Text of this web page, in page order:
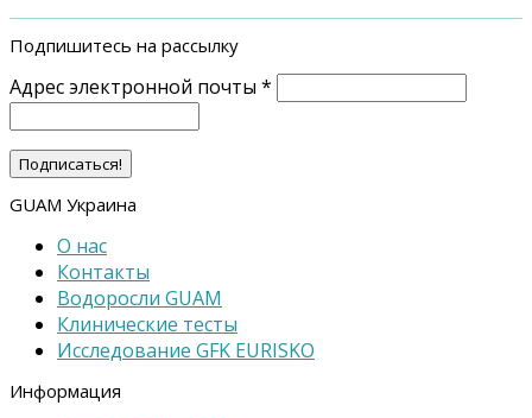
Подпишитесь на рассылку
Адрес электронной почты *
GUAM Украина
О нас
Контакты
Водоросли GUAM
Клинические тесты
Исследование GFK EURISKO
Информация